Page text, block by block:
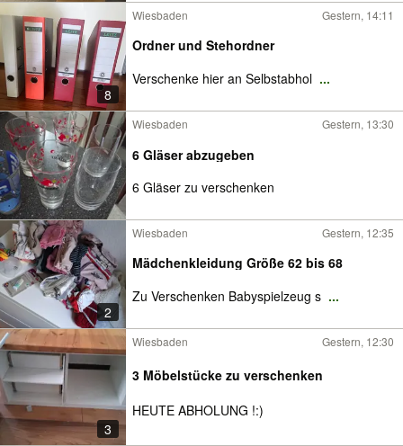
8
Wiesbaden Gestern, 14:11
Ordner und Stehordner
Verschenke hier an Selbstabhol ...
Wiesbaden Gestern, 13:30
6 Gläser abzugeben
6 Gläser zu verschenken
2
Wiesbaden Gestern, 12:35
Mädchenkleidung Größe 62 bis 68
Zu Verschenken Babyspielzeug s ...
3
Wiesbaden Gestern, 12:30
3 Möbelstücke zu verschenken
HEUTE ABHOLUNG !:)